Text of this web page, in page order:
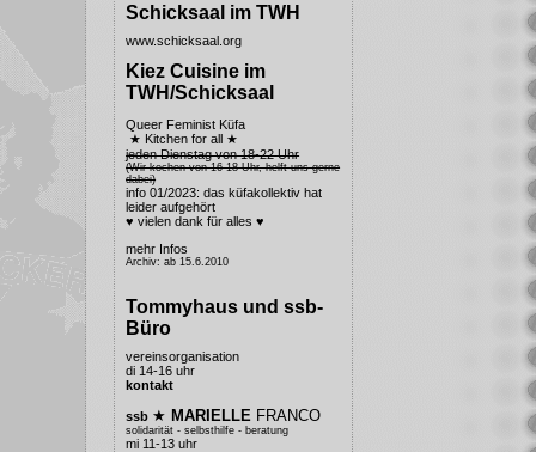
Schicksaal im TWH
www.schicksaal.org
Kiez Cuisine im
TWH/Schicksaal
Queer Feminist Küfa
★ Kitchen for all ★
jeden Dienstag von 18-22 Uhr
(Wir kochen von 16-18 Uhr, helft uns gerne
dabei)
info 01/2023: das küfakollektiv hat
leider aufgehört
♥ vielen dank für alles ♥
mehr Infos
Archiv: ab 15.6.2010
Tommyhaus und ssb-
Büro
vereinsorganisation
di 14-16 uhr
kontakt
ssb ★MARIELLE FRANCO
solidarität - selbsthilfe - beratung
mi 11-13 uhr